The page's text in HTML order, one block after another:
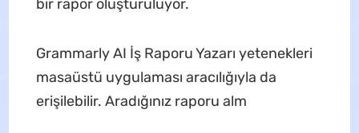
bir rapor oluşturuluyor.
Grammarly AI İş Raporu Yazarı yetenekleri
masaüstü uygulaması aracılığıyla da
erişilebilir. Aradığınız raporu alm